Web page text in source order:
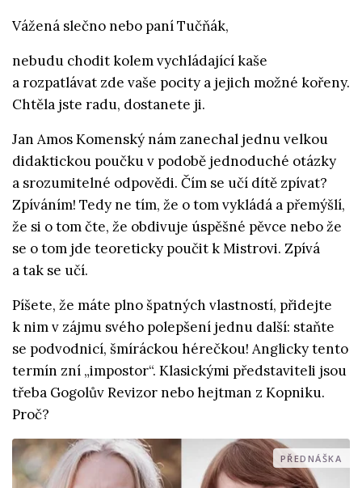
Vážená slečno nebo paní Tučňák,
nebudu chodit kolem vychládající kaše
a rozpatlávat zde vaše pocity a jejich možné kořeny.
Chtěla jste radu, dostanete ji.
Jan Amos Komenský nám zanechal jednu velkou
didaktickou poučku v podobě jednoduché otázky
a srozumitelné odpovědi. Čím se učí dítě zpívat?
Zpíváním! Tedy ne tím, že o tom vykládá a přemýšlí,
že si o tom čte, že obdivuje úspěšné pěvce nebo že
se o tom jde teoreticky poučit k Mistrovi. Zpívá
a tak se učí.
Píšete, že máte plno špatných vlastností, přidejte
k nim v zájmu svého polepšení jednu další: staňte
se podvodnicí, šmíráckou hérečkou! Anglicky tento
termín zní „impostor“. Klasickými představiteli jsou
třeba Gogolův Revizor nebo hejtman z Kopniku.
Proč?
PŘEDNÁŠKA